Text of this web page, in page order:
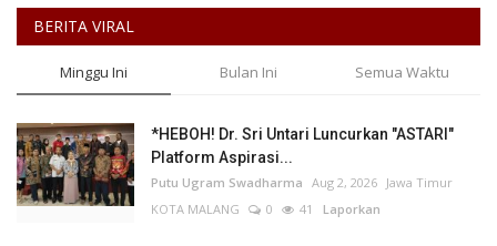
BERITA VIRAL
Minggu Ini Bulan Ini Semua Waktu
*HEBOH! Dr. Sri Untari Luncurkan "ASTARI"
Platform Aspirasi...
Putu Ugram Swadharma Aug 2, 2026 Jawa Timur
KOTA MALANG
0 41 Laporkan